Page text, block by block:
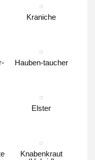
Kraniche
Hauben-taucher
Elster
Knabenkraut